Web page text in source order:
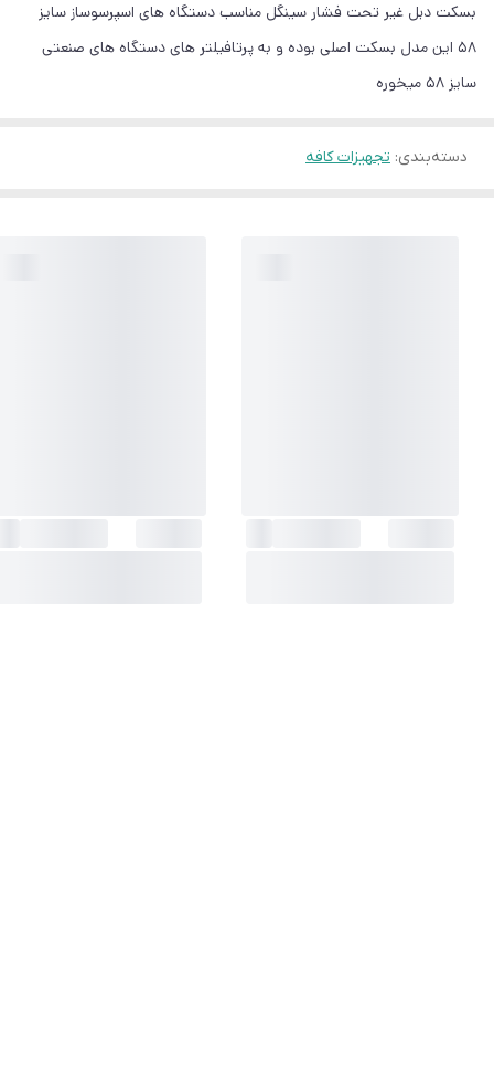
بسکت دبل غیر تحت فشار سینگل مناسب دستگاه های اسپرسوساز سایز
58 این مدل بسکت اصلی بوده و به پرتافیلتر های دستگاه های صنعتی
سایز 58 میخوره
دسته‌بندی: تجهیزات کافه